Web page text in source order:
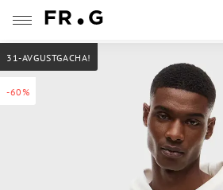
-60%
31-AVGUSTGACHA!